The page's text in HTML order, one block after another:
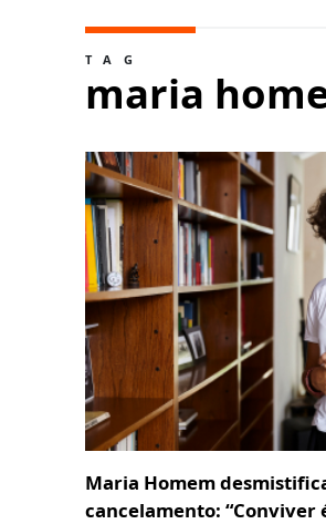
TAG
maria
Maria Homem
cancelamento: “Conviver